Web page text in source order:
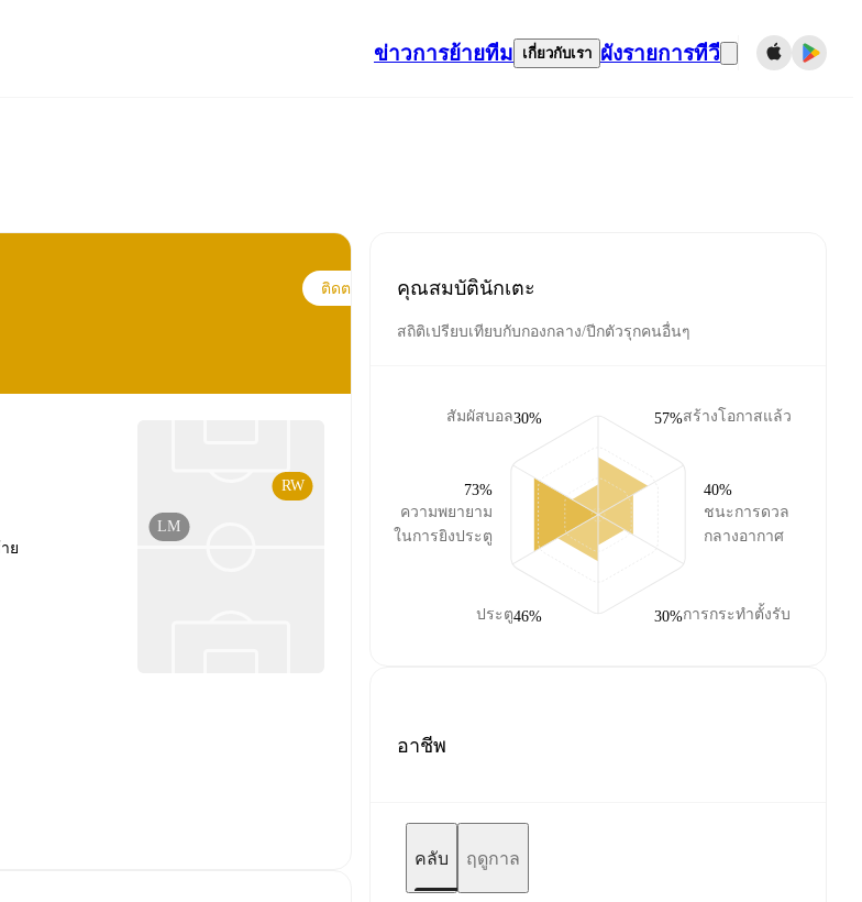
ข่าวการย้ายทีม เกี่ยวกับเรา ผังรายการทีวี
ติดตาม
ย
LM
RW
คุณสมบัตินักเตะ
สถิติเปรียบเทียบกับกองกลาง/ปีกตัวรุกคนอื่นๆ
สัมผัสบอล30%
ความพยายาม
ในการยิงประตู
73%
ประตู46%
สร้างโอกาสแล้ว
57%
ชนะการดวล
กลางอากาศ
40%
การกระทำตั้งรับ
30%
อาชีพ
คลับ ฤดูกาล